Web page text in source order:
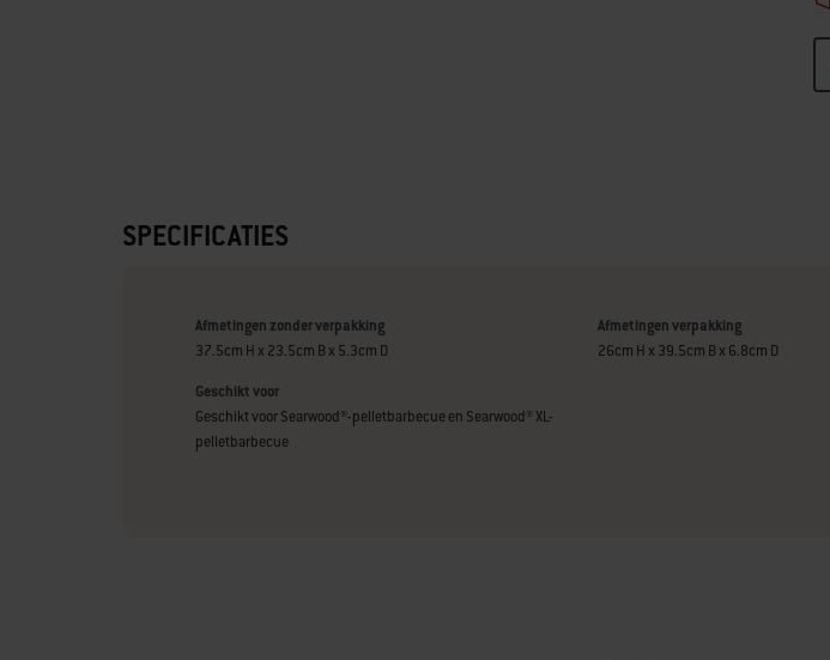
SPECIFICATIES
Afmetingen zonder verpakking
37.5cm H x 23.5cm B x 5.3cm D
Afmetingen verpakking
26cm H x 39.5cm B x 6.8cm D
Geschikt voor
Geschikt voor Searwood®-pelletbarbecue en Searwood® XL-
pelletbarbecue